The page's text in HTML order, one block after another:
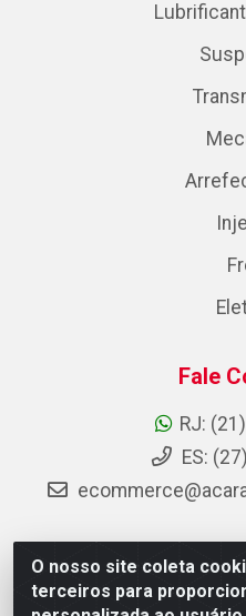
O nosso site coleta
terceiros para
Fale
RJ:
ES:
AC Araujo Distribuidora -
São Cristóvão, Rio de